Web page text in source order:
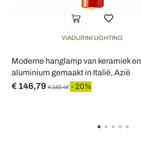
VIADURINI LIGHTING
Moderne hanglamp van keramiek en
aluminium gemaakt in Italië, Azië
€ 146,79 € 183,48 - 20%